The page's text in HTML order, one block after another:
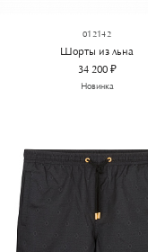
012142
Шорты из льна
34 200 ₽
Новинка